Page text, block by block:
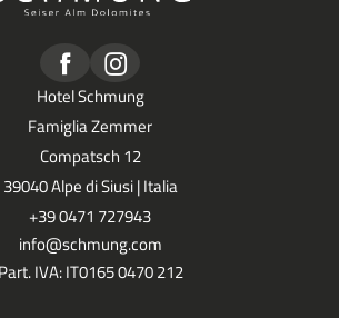
Hotel Schmung
Famiglia Zemmer
Compatsch 12
39040 Alpe di Siusi | Italia
+39 0471 727943
info@schmung.com
Part. IVA: IT0165 0470 212